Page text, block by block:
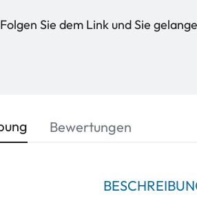
Folgen Sie dem Link und Sie
Bewertungen